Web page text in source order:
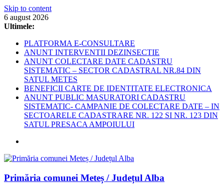
Skip to content
6 august 2026
Ultimele:
PLATFORMA E-CONSULTARE
ANUNT INTERVENTII DEZINSECTIE
ANUNT COLECTARE DATE CADASTRU
SISTEMATIC – SECTOR CADASTRAL NR.84 DIN
SATUL METES
BENEFICII CARTE DE IDENTITATE ELECTRONICA
ANUNT PUBLIC MASURATORI CADASTRU
SISTEMATIC- CAMPANIE DE COLECTARE DATE – IN
SECTOARELE CADASTRARE NR. 122 SI NR. 123 DIN
SATUL PRESACA AMPOIULUI
Primăria comunei Meteș / Județul Alba